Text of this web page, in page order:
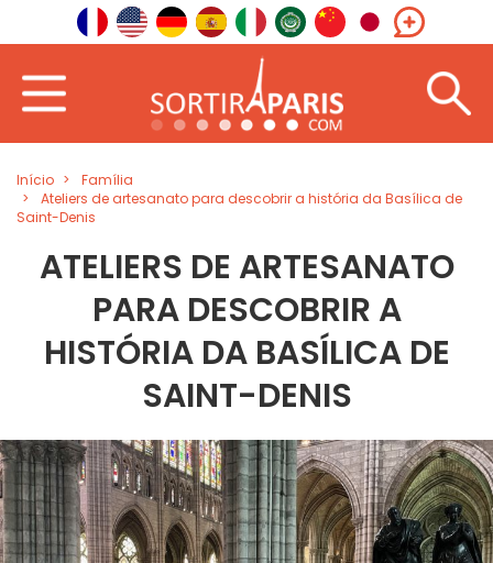
Início
Família
Ateliers de artesanato para descobrir a história da Basílica de
Saint-Denis
ATELIERS DE ARTESANATO
PARA DESCOBRIR A
HISTÓRIA DA BASÍLICA DE
SAINT-DENIS